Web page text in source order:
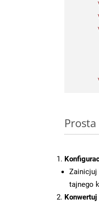
Zainicjuj
tajnego
Konwertuj